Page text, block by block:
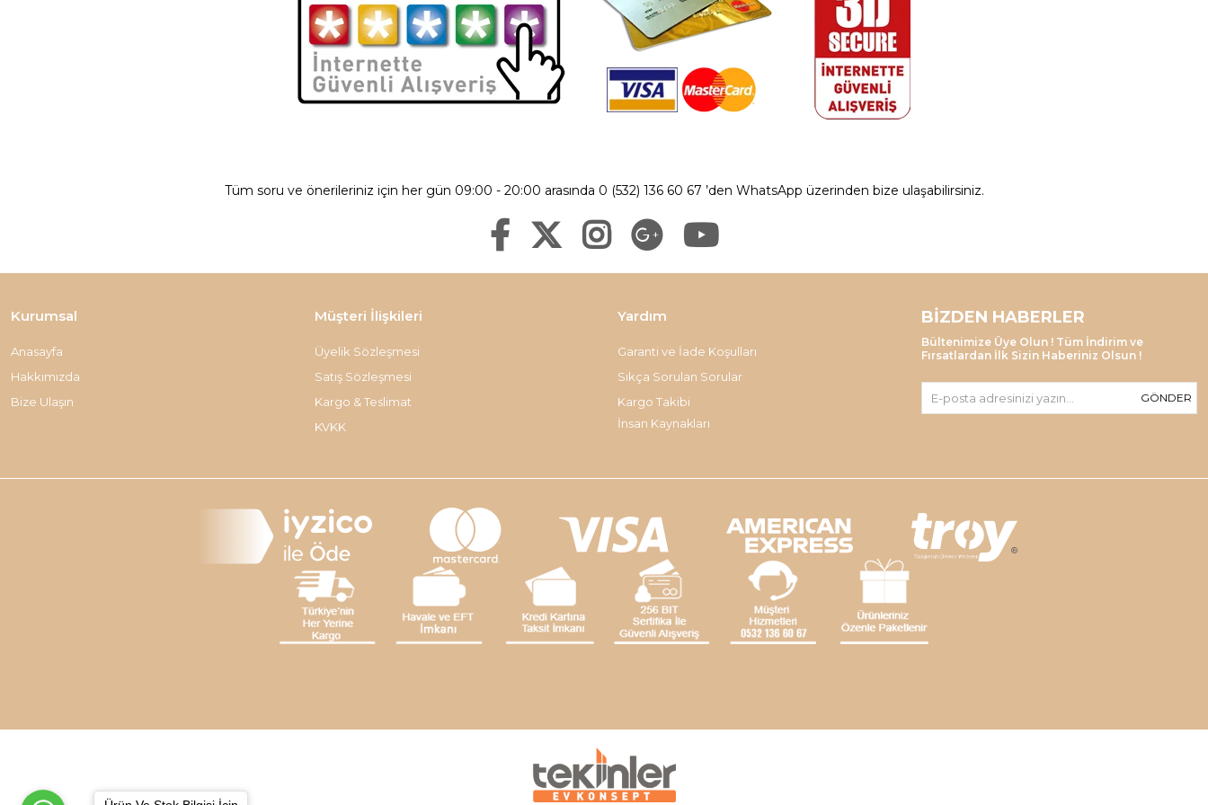
Tüm soru ve önerileriniz için her gün 09:00 - 20:00 arasında 0 (532) 136 60 67 ’den WhatsApp üzerinden bize ulaşabilirsiniz.
Kurumsal
Anasayfa
Hakkımızda
Bize Ulaşın
Müşteri İlişkileri
Üyelik Sözleşmesi
Satış Sözleşmesi
Kargo & Teslimat
KVKK
Yardım
Garanti ve İade Koşulları
Sıkça Sorulan Sorular
Kargo Takibi
İnsan Kaynakları
BIZDEN HABERLER
Bültenimize Üye Olun ! Tüm İndirim ve
Fırsatlardan İlk Sizin Haberiniz Olsun !
GÖNDER